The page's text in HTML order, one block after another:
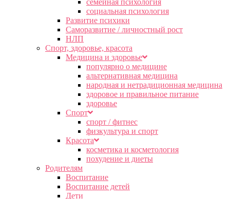
семейная психология
социальная психология
Развитие психики
Саморазвитие / личностный рост
НЛП
Спорт, здоровье, красота
Медицина и здоровье
популярно о медицине
альтернативная медицина
народная и нетрадиционная медицина
здоровое и правильное питание
здоровье
Спорт
спорт / фитнес
физкультура и спорт
Красота
косметика и косметология
похудение и диеты
Родителям
Воспитание
Воспитание детей
Дети